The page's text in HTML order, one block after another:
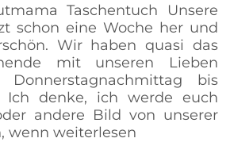
Taschentuch Unsere
schon eine Woche her und
Wir haben quasi das
mit unseren Lieben
Donnerstagnachmittag bis
Ich denke, ich werde euch
andere Bild von unserer
wenn weiterlesen